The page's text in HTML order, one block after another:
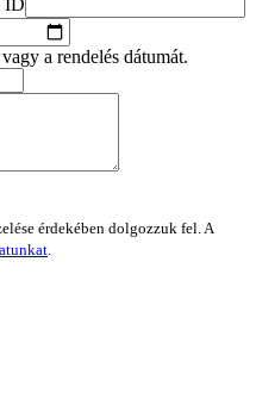
ID
a rendelés dátumát.
érdekében dolgozzuk fel. A
.